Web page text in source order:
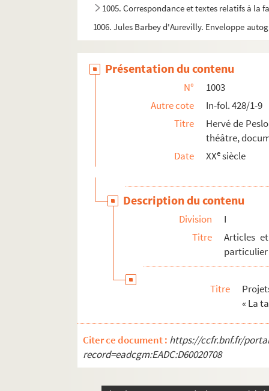
1005. Correspondance et textes relatifs à la
1006. Jules Barbey d'Aurevilly. Enveloppe
Présentation du contenu
N°
1003
Autre cote
In-fol. 428/1-9
Titre
Hervé de
théâtre,
Date
XXesiècle
Description du contenu
Division
I
Titre
Articles
particulier
Titre
« La
Citer ce document : https://ccfr.bnf.fr/
record=eadcgm:EADC:D60020708